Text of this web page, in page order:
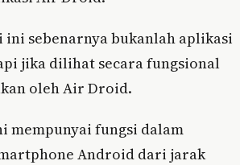
ini sebenarnya bukanlah aplikasi
jika dilihat secara fungsional
oleh Air Droid.
mempunyai fungsi dalam
Android dari jarak